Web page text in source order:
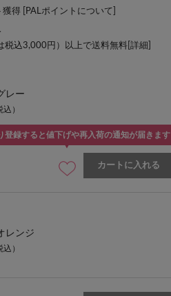
得 [ PALポイントについて
込3,000円）以上で送料無料[ 詳細
レー
込）
登録すると値下げや再入荷の通知が届きます
カートに入れる
レンジ
込）